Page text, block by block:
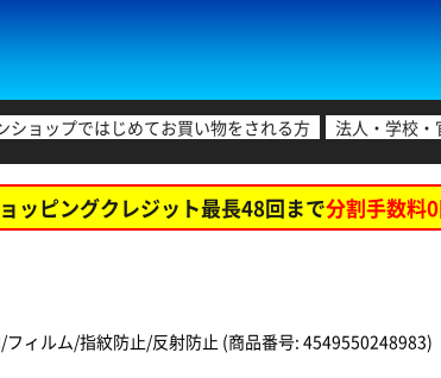
ショップではじめてお買い物をされる方 法人・学校
ッピングクレジット最長48回まで分割手数料
ィルム/指紋防止/反射防止 (商品番号: 4549550248983)